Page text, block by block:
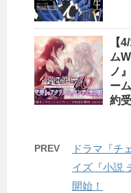
【
ム
ノ
ー
約
PREV
ドラマ『チ
イズ『小説
開始！